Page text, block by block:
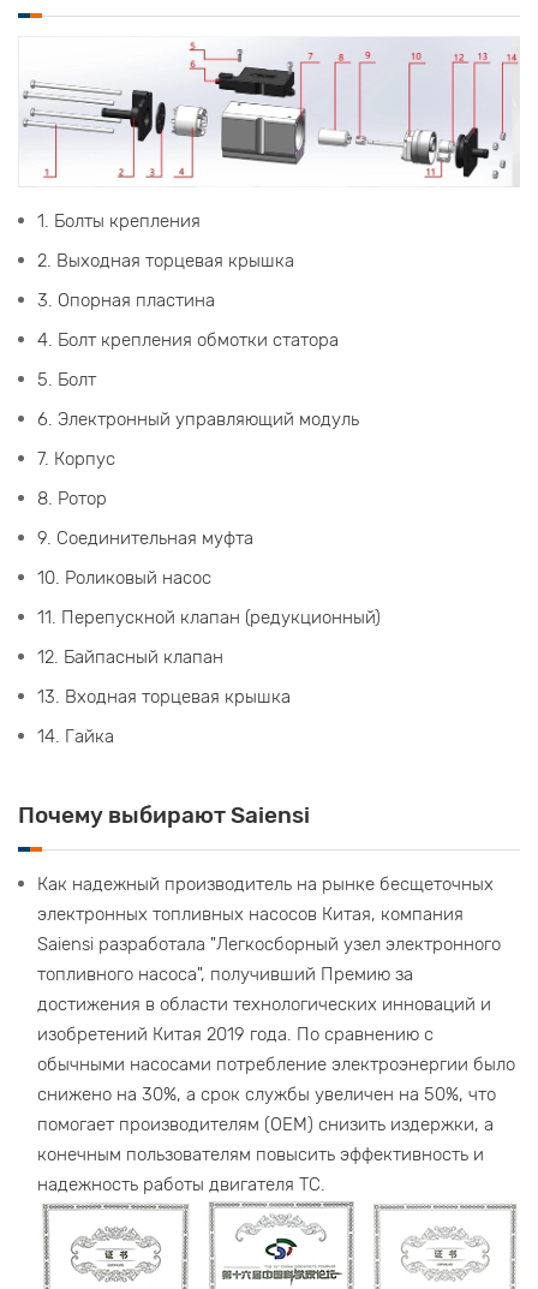
1. Болты крепления
2. Выходная торцевая крышка
3. Опорная пластина
4. Болт крепления обмотки статора
5. Болт
6. Электронный управляющий модуль
7. Корпус
8. Ротор
9. Соединительная муфта
10. Роликовый насос
11. Перепускной клапан (редукционный)
12. Байпасный клапан
13. Входная торцевая крышка
14. Гайка
Почему выбирают Saiensi
Как надежный производитель на рынке бесщеточных
электронных топливных насосов Китая, компания
Saiensi разработала "Легкосборный узел электронного
топливного насоса", получивший Премию за
достижения в области технологических инноваций и
изобретений Китая 2019 года. По сравнению с
обычными насосами потребление электроэнергии было
снижено на 30%, а срок службы увеличен на 50%, что
помогает производителям (OEM) снизить издержки, а
конечным пользователям повысить эффективность и
надежность работы двигателя ТС.